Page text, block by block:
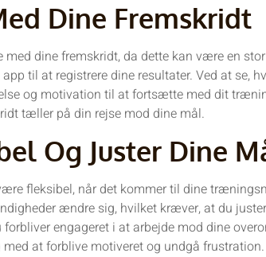
Dine Fremskridt
med dine fremskridt, da dette kan være en
til at registrere dine resultater. Ved at se,
og motivation til at fortsætte med dit
tæller på din rejse mod dine mål.
Og Juster Dine
fleksibel, når det kommer til dine
ændre sig, hvilket kræver, at du
engageret i at arbejde mod dine
at forblive motiveret og undgå frustration.